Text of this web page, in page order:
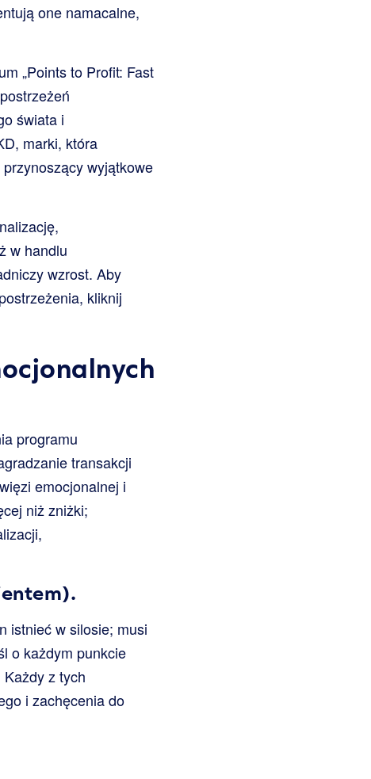
one namacalne,
„Points to Profit: Fast
świata i
marki, która
wyjątkowe
w handlu
wzrost. Aby
kliknij
programu
transakcji
emocjonalnej i
niż zniżki;
istnieć w silosie; musi
o każdym punkcie
z tych
i zachęcenia do